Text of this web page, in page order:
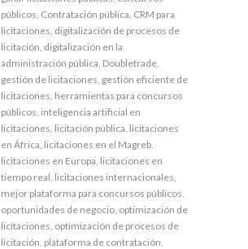
públicos, Contratación pública, CRM para
licitaciones, digitalización de procesos de
licitación, digitalización en la
administración pública, Doubletrade,
gestión de licitaciones, gestión eficiente de
licitaciones, herramientas para concursos
públicos, inteligencia artificial en
licitaciones, licitación pública, licitaciones
en África, licitaciones en el Magreb,
licitaciones en Europa, licitaciones en
tiempo real, licitaciones internacionales,
mejor plataforma para concursos públicos,
oportunidades de negocio, optimización de
licitaciones, optimización de procesos de
licitación, plataforma de contratación,